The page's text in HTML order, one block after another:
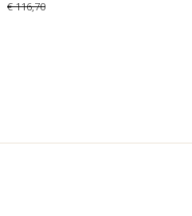
€ 116,70